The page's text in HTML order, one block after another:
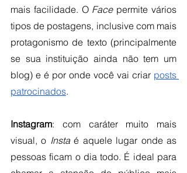
mais facilidade. O Face permite vários
tipos de postagens, inclusive com mais
protagonismo de texto (principalmente
se sua instituição ainda não tem um
blog) e é por onde você vai criar posts
patrocinados.
Instagram: com caráter muito mais
visual, o Insta é aquele lugar onde as
pessoas ficam o dia todo. É ideal para